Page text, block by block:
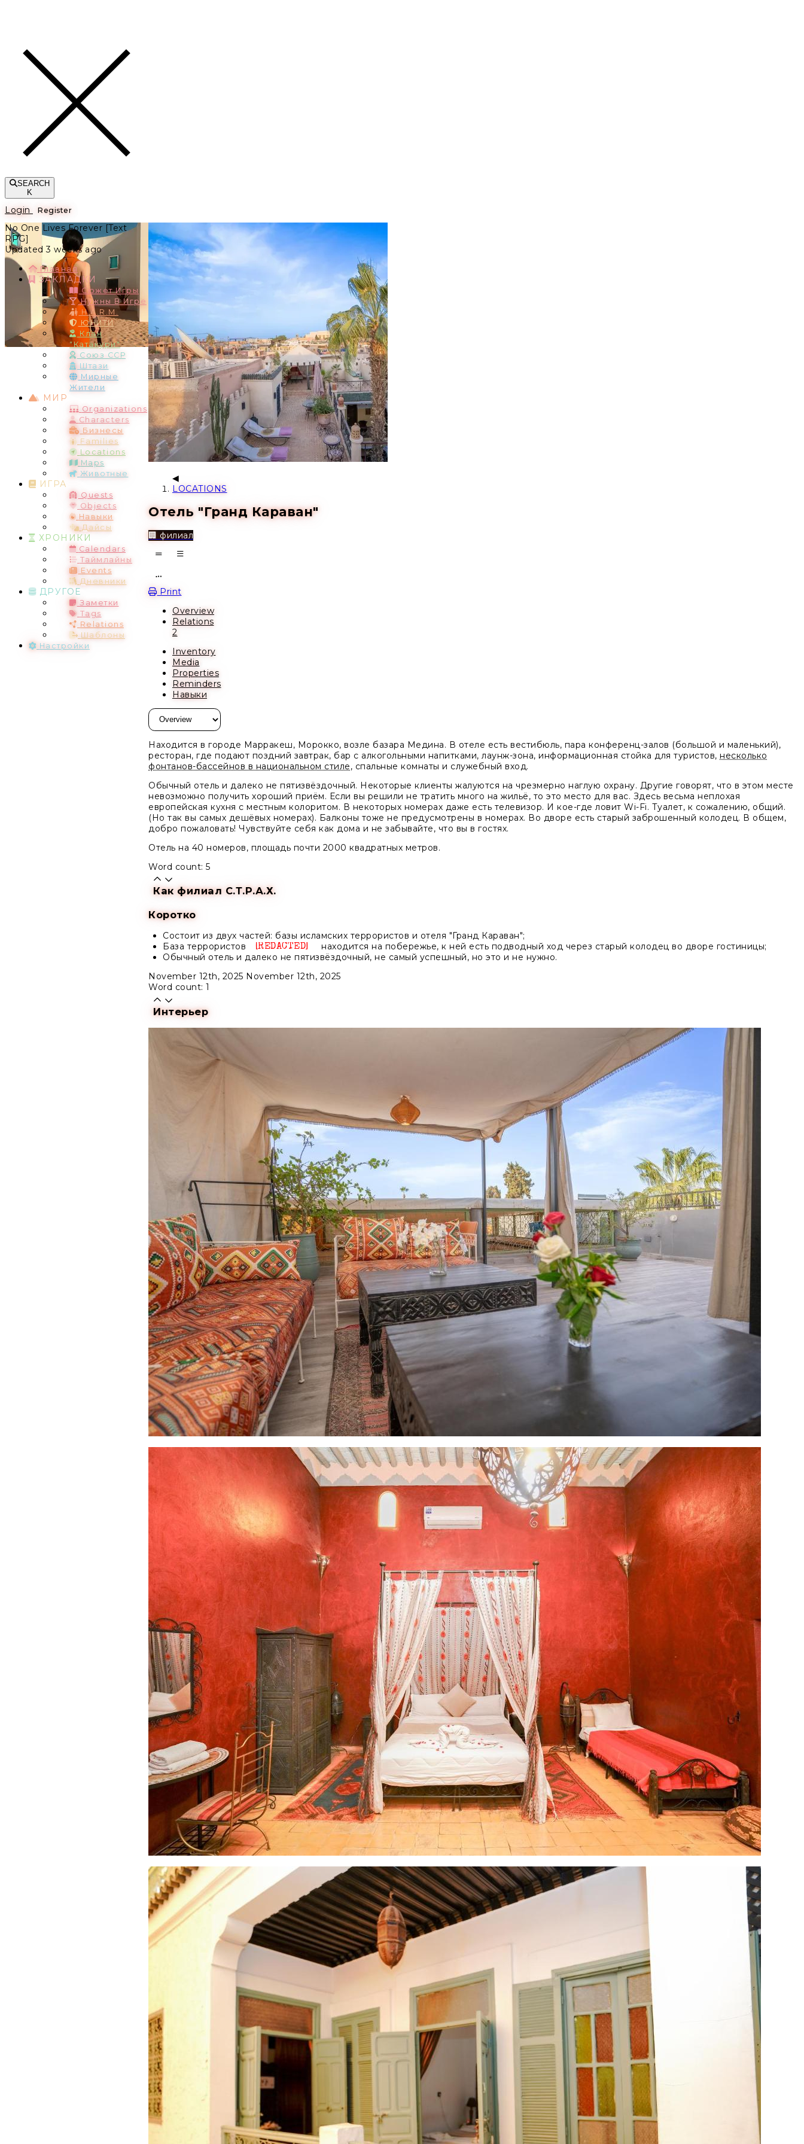
SEARCH
K
Login Register
No One Lives Forever [Text
RPG]
Updated 3 weeks ago
Главная
ЗАКЛАДКИ
Сюжет Игры
Нужны В Игре
H.A.R.M.
ЮНИТИ
Клан
"Катакури"
Союз ССР
Штази
Мирные
Жители
МИР
Organizations
Characters
Бизнесы
Families
Locations
Maps
Животные
ИГРА
Quests
Objects
Навыки
Дайсы
ХРОНИКИ
Calendars
Таймлайны
Events
Дневники
ДРУГОЕ
Заметки
Tags
Relations
Шаблоны
Настройки
LOCATIONS
Отель "Гранд Караван"
🏢 филиал
Print
Overview
Relations
2
Inventory
Media
Properties
Reminders
Навыки
Находится в городе Марракеш, Морокко, возле базара Медина. В отеле есть вестибюль, пара конференц-залов (большой и маленький),
ресторан, где подают поздний завтрак, бар с алкогольными напитками, лаунж-зона, информационная стойка для туристов, несколько
фонтанов-бассейнов в национальном стиле, спальные комнаты и служебный вход.
Обычный отель и далеко не пятизвёздочный. Некоторые клиенты жалуются на чрезмерно наглую охрану. Другие говорят, что в этом месте
невозможно получить хороший приём. Если вы решили не тратить много на жильё, то это место для вас. Здесь весьма неплохая
европейская кухня с местным колоритом. В некоторых номерах даже есть телевизор. И кое-где ловит Wi-Fi. Туалет, к сожалению, общий.
(Но так вы самых дешёвых номерах). Балконы тоже не предусмотрены в номерах. Во дворе есть старый заброшенный колодец. В общем,
добро пожаловать! Чувствуйте себя как дома и не забывайте, что вы в гостях.
Отель на 40 номеров, площадь почти 2000 квадратных метров.
Word count: 5
Как филиал С.Т.Р.А.Х.
Коротко
Состоит из двух частей: базы исламских террористов и отеля "Гранд Караван";
База террористов
Unknown
находится на побережье, к ней есть подводный ход через старый колодец во дворе гостиницы;
Обычный отель и далеко не пятизвёздочный, не самый успешный, но это и не нужно.
November 12th, 2025 November 12th, 2025
Word count: 1
Интерьер